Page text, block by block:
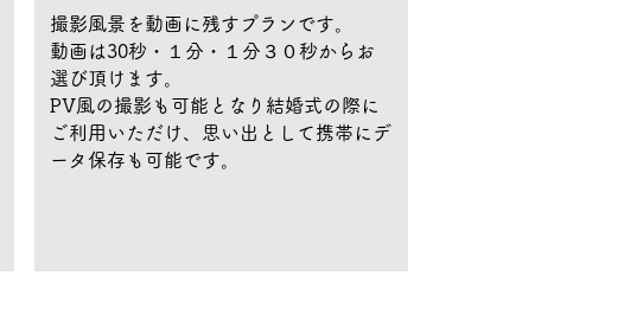
撮影風景を動画に残すプランです。
動画は30秒・１分・１分３０秒からお
選び頂けます。
​PV風の撮影も可能となり結婚式の際に
ご利用いただけ、思い出として携帯にデ
ータ保存も可能です。